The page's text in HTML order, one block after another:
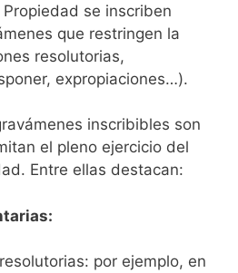
se inscriben
que restringen la
resolutorias,
expropiaciones…).
inscribibles son
el pleno ejercicio del
Entre ellas destacan:
por ejemplo, en